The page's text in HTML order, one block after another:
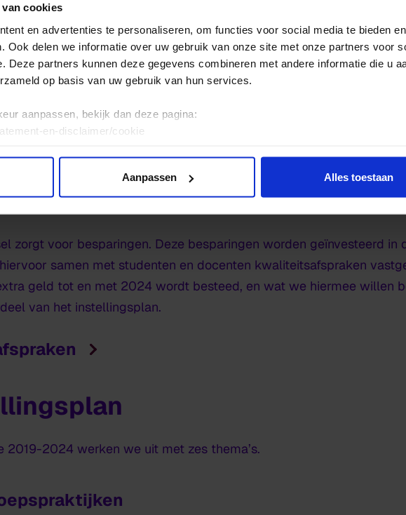
cookies
en advertenties te personaliseren, om functies voor social media te bieden
Ook delen we informatie over uw gebruik van onze site met onze partners voor
Deze partners kunnen deze gegevens combineren met andere informatie die u
op basis van uw gebruik van hun services.
aanpassen, bekijk dan deze pagina:
en-disclaimer/cookie
Aanpassen Alles toestaan
en het werkveld hebben behoefte aan nieuwe onderwijsvormen
rijke leeromgeving. Een omgeving waar technologische
van zijn, en waarin leren en werken samenkomen. Zo’n
Zij durven te experimenten en leren van tegenvallers en
kunstenaars en creatieve professionals.
2019-2024
zorgt voor besparingen. Deze besparingen worden geïnvesteerd in
samen met studenten en docenten kwaliteitsafspraken
geld tot en met 2024 wordt besteed, en wat we hiermee willen
van het instellingsplan.
2019-2024 werken we uit met zes thema’s.